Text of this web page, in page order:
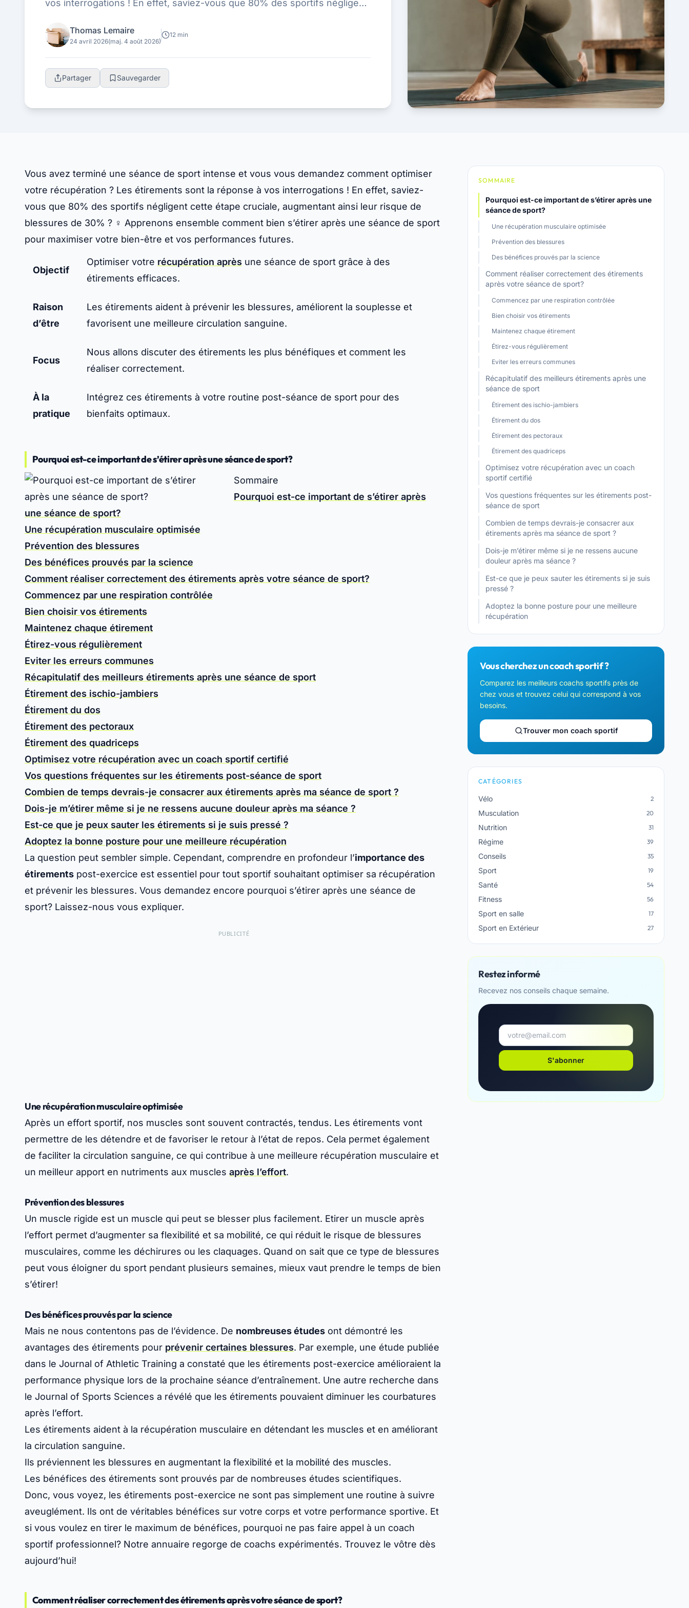
vos interrogations ! En effet, saviez-vous que 80% des sportifs négligent
Thomas Lemaire
24 avril 2026(maj. 4 août 2026)
12 min
Partager Sauvegarder
Vous avez terminé une séance de sport intense et vous vous demandez comment optimiser
votre récupération ? Les étirements sont la réponse à vos interrogations ! En effet, saviez-
vous que 80% des sportifs négligent cette étape cruciale, augmentant ainsi leur risque de
blessures de 30% ? ️‍♀️ Apprenons ensemble comment bien s’étirer après une séance de sport
pour maximiser votre bien-être et vos performances futures.
Objectif
Optimiser votre récupération après une séance de sport grâce à des
étirements efficaces.
Raison
d’être
Les étirements aident à prévenir les blessures, améliorent la souplesse et
favorisent une meilleure circulation sanguine.
Focus
Nous allons discuter des étirements les plus bénéfiques et comment les
réaliser correctement.
À la
pratique
Intégrez ces étirements à votre routine post-séance de sport pour des
bienfaits optimaux.
Pourquoi est-ce important de s’étirer après une séance de sport?
Sommaire
Pourquoi est-ce important de s’étirer après
une séance de sport?
Une récupération musculaire optimisée
Prévention des blessures
Des bénéfices prouvés par la science
Comment réaliser correctement des étirements après votre séance de sport?
Commencez par une respiration contrôlée
Bien choisir vos étirements
Maintenez chaque étirement
Étirez-vous régulièrement
Eviter les erreurs communes
Récapitulatif des meilleurs étirements après une séance de sport
Étirement des ischio-jambiers
Étirement du dos
Étirement des pectoraux
Étirement des quadriceps
Optimisez votre récupération avec un coach sportif certifié
Vos questions fréquentes sur les étirements post-séance de sport
Combien de temps devrais-je consacrer aux étirements après ma séance de sport ?
Dois-je m’étirer même si je ne ressens aucune douleur après ma séance ?
Est-ce que je peux sauter les étirements si je suis pressé ?
Adoptez la bonne posture pour une meilleure récupération
La question peut sembler simple. Cependant, comprendre en profondeur l’importance des
étirements post-exercice est essentiel pour tout sportif souhaitant optimiser sa récupération
et prévenir les blessures. Vous demandez encore pourquoi s’étirer après une séance de
sport? Laissez-nous vous expliquer.
PUBLICITÉ
Une récupération musculaire optimisée
Après un effort sportif, nos muscles sont souvent contractés, tendus. Les étirements vont
permettre de les détendre et de favoriser le retour à l’état de repos. Cela permet également
de faciliter la circulation sanguine, ce qui contribue à une meilleure récupération musculaire et
un meilleur apport en nutriments aux muscles après l’effort.
Prévention des blessures
Un muscle rigide est un muscle qui peut se blesser plus facilement. Etirer un muscle après
l’effort permet d’augmenter sa flexibilité et sa mobilité, ce qui réduit le risque de blessures
musculaires, comme les déchirures ou les claquages. Quand on sait que ce type de blessures
peut vous éloigner du sport pendant plusieurs semaines, mieux vaut prendre le temps de bien
s’étirer!
Des bénéfices prouvés par la science
Mais ne nous contentons pas de l’évidence. De nombreuses études ont démontré les
avantages des étirements pour prévenir certaines blessures. Par exemple, une étude publiée
dans le Journal of Athletic Training a constaté que les étirements post-exercice amélioraient la
performance physique lors de la prochaine séance d’entraînement. Une autre recherche dans
le Journal of Sports Sciences a révélé que les étirements pouvaient diminuer les courbatures
après l’effort.
Les étirements aident à la récupération musculaire en détendant les muscles et en améliorant
la circulation sanguine.
Ils préviennent les blessures en augmentant la flexibilité et la mobilité des muscles.
Les bénéfices des étirements sont prouvés par de nombreuses études scientifiques.
Donc, vous voyez, les étirements post-exercice ne sont pas simplement une routine à suivre
aveuglément. Ils ont de véritables bénéfices sur votre corps et votre performance sportive. Et
si vous voulez en tirer le maximum de bénéfices, pourquoi ne pas faire appel à un coach
sportif professionnel? Notre annuaire regorge de coachs expérimentés. Trouvez le vôtre dès
aujourd’hui!
Comment réaliser correctement des étirements après votre séance de sport?
SOMMAIRE
Pourquoi est-ce important de s’étirer après une
séance de sport?
Une récupération musculaire optimisée
Prévention des blessures
Des bénéfices prouvés par la science
Comment réaliser correctement des étirements
après votre séance de sport?
Commencez par une respiration contrôlée
Bien choisir vos étirements
Maintenez chaque étirement
Étirez-vous régulièrement
Eviter les erreurs communes
Récapitulatif des meilleurs étirements après une
séance de sport
Étirement des ischio-jambiers
Étirement du dos
Étirement des pectoraux
Étirement des quadriceps
Optimisez votre récupération avec un coach
sportif certifié
Vos questions fréquentes sur les étirements post-
séance de sport
Combien de temps devrais-je consacrer aux
étirements après ma séance de sport ?
Dois-je m’étirer même si je ne ressens aucune
douleur après ma séance ?
Est-ce que je peux sauter les étirements si je suis
pressé ?
Adoptez la bonne posture pour une meilleure
récupération
Vous cherchez un coach sportif ?
Comparez les meilleurs coachs sportifs près de
chez vous et trouvez celui qui correspond à vos
besoins.
Trouver mon coach sportif
CATÉGORIES
Vélo 2
Musculation 20
Nutrition 31
Régime 39
Conseils 35
Sport 19
Santé 54
Fitness 56
Sport en salle 17
Sport en Extérieur 27
Restez informé
Recevez nos conseils chaque semaine.
S'abonner